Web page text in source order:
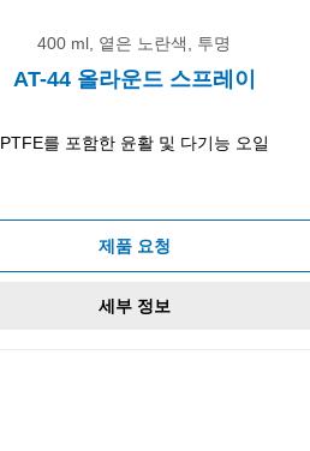
400 ml, 옅은 노란색, 투명
AT-44 올라운드 스프레이
PTFE를 포함한 윤활 및 다기능 오일
제품 요청
세부 정보